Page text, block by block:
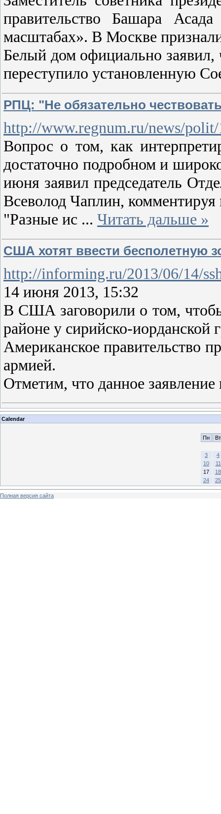
правительство Башара
масштабах». В Москве
Белый дом официально заявил,
переступило установленную
РПЦ: "Не обязательно
http://www.regnum.ru/news/
Вопрос о том, как
достаточно подробном и
июня заявил председатель
Всеволод Чаплин, комментируя
"Разные ис ... Читать дальше »
США хотят ввести бесполетную
http://informing.ru/2013/06/14/
14 июня 2013, 15:32
В США заговорили о том,
районе у сирийско-иорданской
Американское правительство
армией.
Отметим, что данное
Calendar
Пн Вт
3
4
10
11
17
18
24
25
Полная версия сайта